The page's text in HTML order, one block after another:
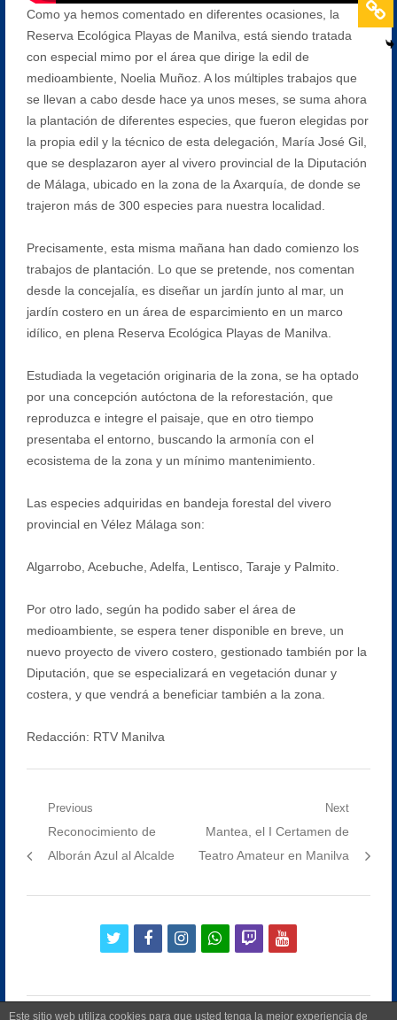
Como ya hemos comentado en diferentes ocasiones, la
Reserva Ecológica Playas de Manilva, está siendo tratada
con especial mimo por el área que dirige la edil de
medioambiente, Noelia Muñoz. A los múltiples trabajos que
se llevan a cabo desde hace ya unos meses, se suma ahora
la plantación de diferentes especies, que fueron elegidas por
la propia edil y la técnico de esta delegación, María José Gil,
que se desplazaron ayer al vivero provincial de la Diputación
de Málaga, ubicado en la zona de la Axarquía, de donde se
trajeron más de 300 especies para nuestra localidad.
Precisamente, esta misma mañana han dado comienzo los
trabajos de plantación. Lo que se pretende, nos comentan
desde la concejalía, es diseñar un jardín junto al mar, un
jardín costero en un área de esparcimiento en un marco
idílico, en plena Reserva Ecológica Playas de Manilva.
Estudiada la vegetación originaria de la zona, se ha optado
por una concepción autóctona de la reforestación, que
reproduzca e integre el paisaje, que en otro tiempo
presentaba el entorno, buscando la armonía con el
ecosistema de la zona y un mínimo mantenimiento.
Las especies adquiridas en bandeja forestal del vivero
provincial en Vélez Málaga son:
Algarrobo, Acebuche, Adelfa, Lentisco, Taraje y Palmito.
Por otro lado, según ha podido saber el área de
medioambiente, se espera tener disponible en breve, un
nuevo proyecto de vivero costero, gestionado también por la
Diputación, que se especializará en vegetación dunar y
costera, y que vendrá a beneficiar también a la zona.
Redacción: RTV Manilva
Navegación
Previous
Previous
post:
Reconocimiento de
Alborán Azul al Alcalde
Next
Next
post:
Mantea, el I Certamen de
Teatro Amateur en Manilva
twitterfacebookinstagramwhatsapp
twitchyoutube
Este sitio web utiliza cookies para que usted tenga la mejor experiencia de